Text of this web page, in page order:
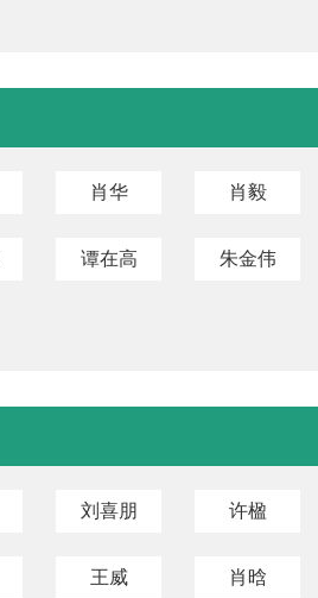
肖华 肖毅
谭在高 朱金伟
刘喜朋 许楹
王威 肖晗